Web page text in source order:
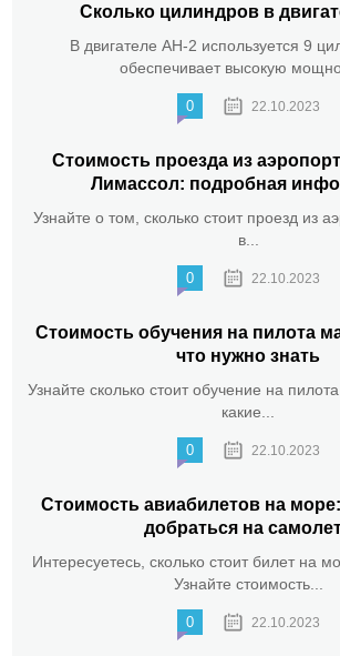
Сколько цилиндров в
В двигателе АН-2 используется 9
обеспечивает высокую
0 22.10.2023
Стоимость проезда из
Лимассол: подробная
Узнайте о том, сколько стоит проезд из
в...
0 22.10.2023
Стоимость обучения на пилота
что нужно знать
Узнайте сколько стоит обучение на
какие...
0 22.10.2023
Стоимость авиабилетов на
добраться на
Интересуетесь, сколько стоит билет на
Узнайте стоимость...
0 22.10.2023